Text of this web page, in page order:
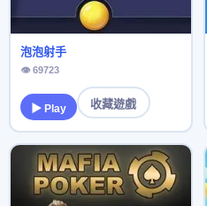
泡泡射手
👁 69723
▶ Play 收藏遊戲